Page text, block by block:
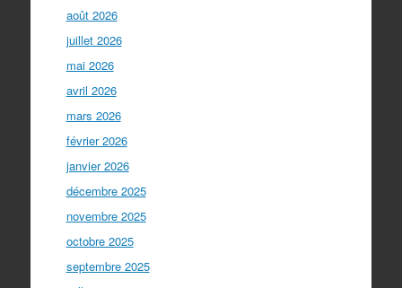
août 2026
juillet 2026
mai 2026
avril 2026
mars 2026
février 2026
janvier 2026
décembre 2025
novembre 2025
octobre 2025
septembre 2025